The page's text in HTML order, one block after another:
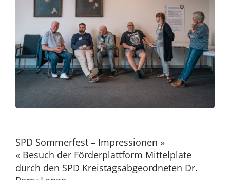
Beitragsnavigation
SPD Sommerfest – Impressionen »
« Besuch der Förderplattform Mittelplate
durch den SPD Kreistagsabgeordneten Dr.